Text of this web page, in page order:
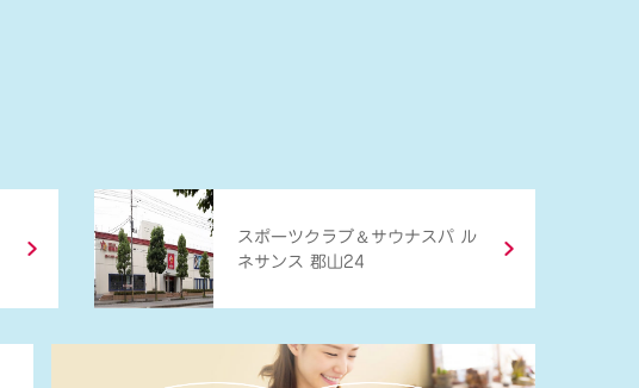
スポーツクラブ ＆ サウナスパ ル
ネサンス 郡山24